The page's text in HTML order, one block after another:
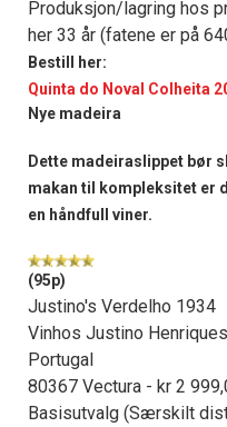
Produksjon/lagring hos
her 33 år (fatene er på
Bestill her:
Quinta do Noval Colheita
Nye madeira
Dette madeiraslippet bør
makan til kompleksitet er
en håndfull viner.
(95p)
Justino's Verdelho 1934
Vinhos Justino Henriques
Portugal
80367 Vectura - kr 2
Basisutvalg (Særskilt